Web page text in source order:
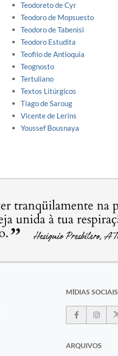
Teodoreto de Cyr
Teodoro de Mopsuesto
Teodoro de Tabenisi
Teodoro Estudita
Teofilo de Antioquia
Teognosto
Tertuliano
Textos Litúrgicos
Tiago de Saroug
Vicente de Lerins
Youssef Bousnaya
MÍDIAS SOCIAIS
ARQUIVOS